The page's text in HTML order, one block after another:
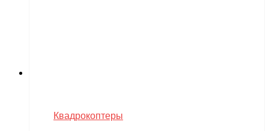
Квадрокоптеры